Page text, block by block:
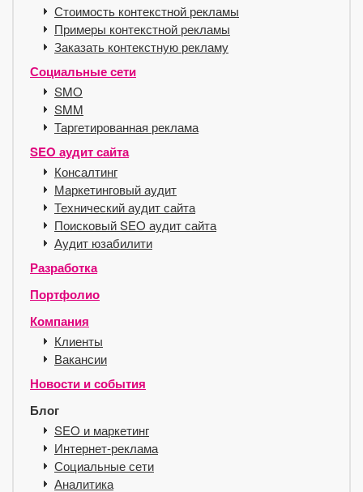
Стоимость контекстной рекламы
Примеры контекстной рекламы
Заказать контекстную рекламу
Социальные сети
SMO
SMM
Таргетированная реклама
SEO аудит сайта
Консалтинг
Маркетинговый аудит
Технический аудит сайта
Поисковый SEO аудит сайта
Аудит юзабилити
Разработка
Портфолио
Компания
Клиенты
Вакансии
Новости и события
Блог
SEO и маркетинг
Интернет-реклама
Социальные сети
Аналитика